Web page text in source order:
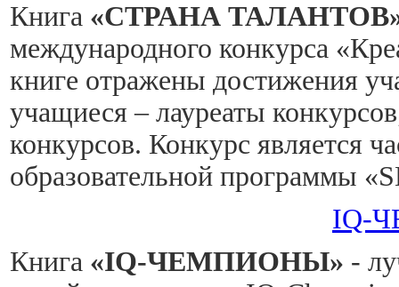
Книга «СТРАНА
международного конкурса
книге отражены достижения
учащиеся – лауреаты
конкурсов. Конкурс является
образовательной программы
IQ-
Книга «IQ-ЧЕМПИОНЫ» -